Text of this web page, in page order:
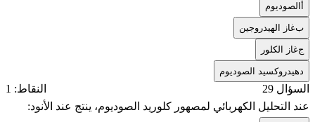
الصوديوم
بغاز الهيدروجين
جغاز الكلور
هيدروكسيد الصوديوم
السؤال 29
النقاط: 1
عند التحليل الكهربائي لمصهور كلوريد الصوديوم، ينتج عند الأنود: